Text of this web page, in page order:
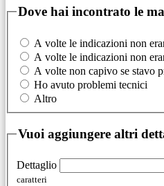
Dove hai incontrato le
A volte le indicazioni non
A volte le indicazioni non
A volte non capivo se stavo
Ho avuto problemi tecnici
Altro
Vuoi aggiungere altri
Dettaglio
caratteri